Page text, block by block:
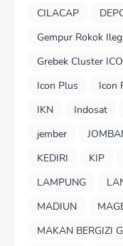
CILACAP
Gempur Rokok
Grebek Cluster
Icon Plus
Icon
IKN
Indosat
jember
KEDIRI
KIP
LAMPUNG
MADIUN
MAKAN BERGIZI